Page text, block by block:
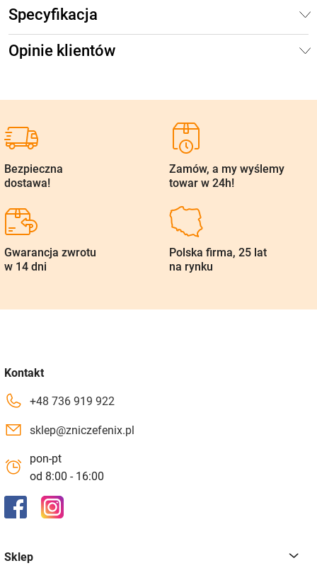
Specyfikacja
Opinie klientów
Bezpieczna
dostawa!
Zamów, a my wyślemy
towar w 24h!
Gwarancja zwrotu
w 14 dni
Polska firma, 25 lat
na rynku
Kontakt
+48 736 919 922
sklep@zniczefenix.pl
pon-pt
od 8:00 - 16:00
Sklep